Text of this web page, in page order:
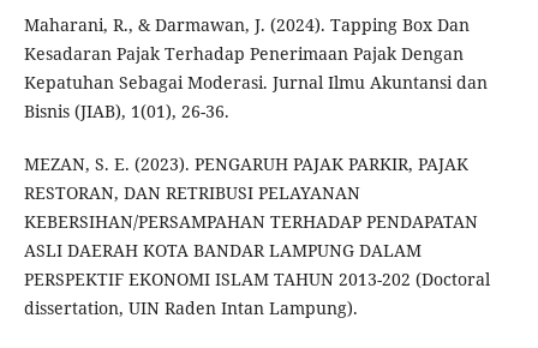
Maharani, R., & Darmawan, J. (2024). Tapping Box Dan
Kesadaran Pajak Terhadap Penerimaan Pajak Dengan
Kepatuhan Sebagai Moderasi. Jurnal Ilmu Akuntansi dan
Bisnis (JIAB), 1(01), 26-36.
MEZAN, S. E. (2023). PENGARUH PAJAK PARKIR, PAJAK
RESTORAN, DAN RETRIBUSI PELAYANAN
KEBERSIHAN/PERSAMPAHAN TERHADAP PENDAPATAN
ASLI DAERAH KOTA BANDAR LAMPUNG DALAM
PERSPEKTIF EKONOMI ISLAM TAHUN 2013-202 (Doctoral
dissertation, UIN Raden Intan Lampung).